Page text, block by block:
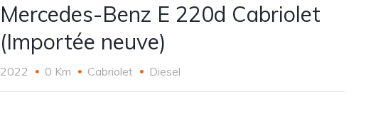
Mercedes-Benz E 220d Cabriolet
(Importée neuve)
2022 0 Km Cabriolet Diesel